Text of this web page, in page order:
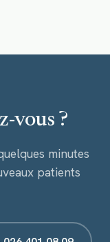
vous ?
minutes
patients